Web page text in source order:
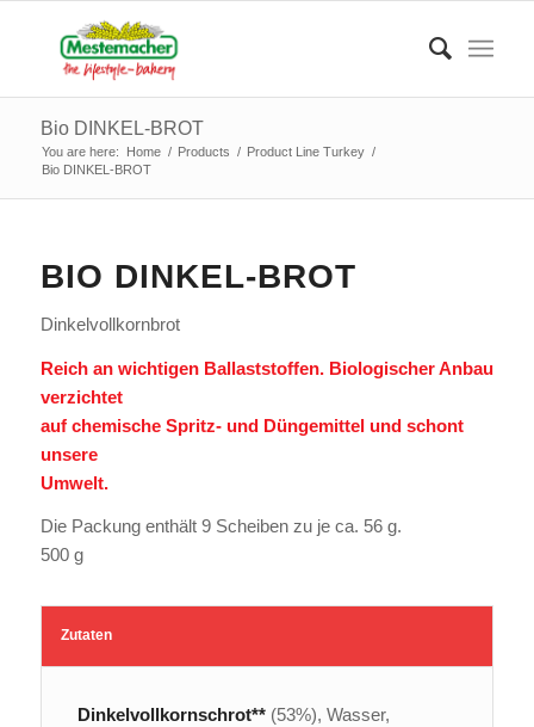
Bio DINKEL-BROT
You are here: Home / Products / Product Line Turkey /
Bio DINKEL-BROT
BIO DINKEL-BROT
Dinkelvollkornbrot
Reich an wichtigen Ballaststoffen. Biologischer Anbau
verzichtet
auf chemische Spritz- und Düngemittel und schont
unsere
Umwelt.
Die Packung enthält 9 Scheiben zu je ca. 56 g.
500 g
Zutaten
Dinkelvollkornschrot**(53%), Wasser,